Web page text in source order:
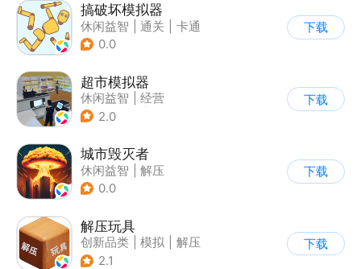
搞破坏模拟器
休闲益智 通关
卡通
0.0
下载
超市模拟器
休闲益智
经营
| 文字游戏
2.0
下载
城市毁灭者
休闲益智
解压
0.0
下载
解压玩具
创新品类 模拟
解压
| 卡通
2.1
下载